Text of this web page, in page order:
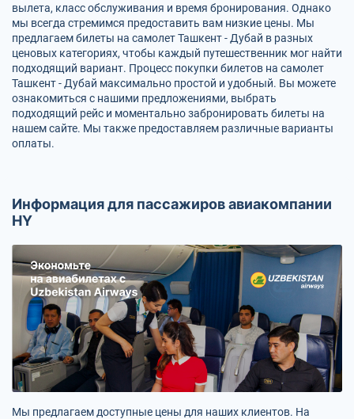
вылета, класс обслуживания и время бронирования. Однако
мы всегда стремимся предоставить вам низкие цены. Мы
предлагаем билеты на самолет Ташкент - Дубай в разных
ценовых категориях, чтобы каждый путешественник мог найти
подходящий вариант. Процесс покупки билетов на самолет
Ташкент - Дубай максимально простой и удобный. Вы можете
ознакомиться с нашими предложениями, выбрать
подходящий рейс и моментально забронировать билеты на
нашем сайте. Мы также предоставляем различные варианты
оплаты.
Информация для пассажиров авиакомпании
HY
Мы предлагаем доступные цены для наших клиентов. На